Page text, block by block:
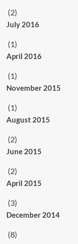
(2)
July 2016
(1)
April 2016
(1)
November 2015
(1)
August 2015
(2)
June 2015
(2)
April 2015
(3)
December 2014
(8)